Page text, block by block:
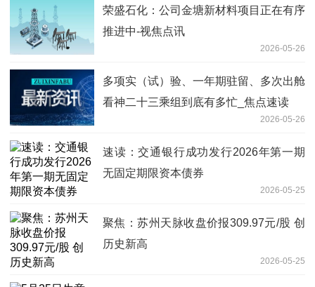
荣盛石化：公司金塘新材料项目正在有序
推进中-视焦点讯
2026-05-26
多项实（试）验、一年期驻留、多次出舱
看神二十三乘组到底有多忙_焦点速读
2026-05-26
速读：交通银行成功发行2026年第一期
无固定期限资本债券
2026-05-25
聚焦：苏州天脉收盘价报309.97元/股 创
历史新高
2026-05-25